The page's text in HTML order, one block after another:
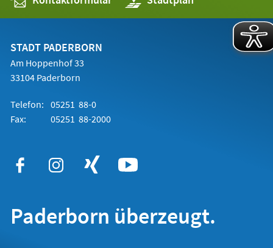
in
einem
STADT PADERBORN
Am Hoppenhof 33
33104 Paderborn
Telefon: 05251 88-0
Fax:
05251 88-2000
Paderborn überzeugt.